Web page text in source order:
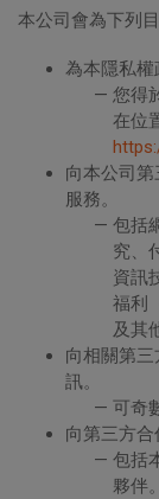
本公司會為下列
為本隱私權
您得
在位
向本公司
服務。
包括
究、
資訊
福利
及其
向相關第
訊。
可奇
向第三方合
包括
夥伴。